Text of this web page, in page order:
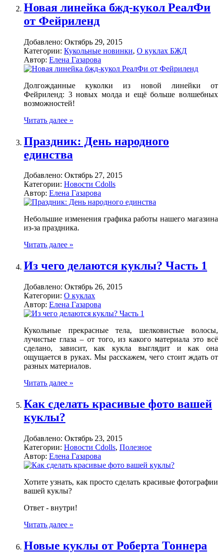
Новая линейка бжд-кукол РеалФи
от Фейриленд
Добавлено: Октябрь 29, 2015
Категории: Кукольные новинки, О куклах БЖД
Автор: Елена Газарова
Долгожданные куколки из новой линейки от
Фейриленд: 3 новых молда и ещё больше волшебных
возможностей!
Читать далее »
Праздник: День народного
единства
Добавлено: Октябрь 27, 2015
Категории: Новости Cdolls
Автор: Елена Газарова
Небольшие изменения графика работы нашего магазина
из-за праздника.
Читать далее »
Из чего делаются куклы? Часть 1
Добавлено: Октябрь 26, 2015
Категории: О куклах
Автор: Елена Газарова
Кукольные прекрасные тела, шелковистые волосы,
лучистые глаза – от того, из какого материала это всё
сделано, зависит, как кукла выглядит и как она
ощущается в руках. Мы расскажем, чего стоит ждать от
разных материалов.
Читать далее »
Как сделать красивые фото вашей
куклы?
Добавлено: Октябрь 23, 2015
Категории: Новости Cdolls, Полезное
Автор: Елена Газарова
Хотите узнать, как просто сделать красивые фотографии
вашей куклы?
Ответ - внутри!
Читать далее »
Новые куклы от Роберта Тоннера